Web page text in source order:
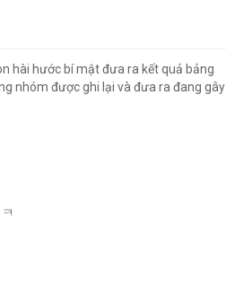
hài hước bí mật đưa ra kết quả bảng
nhóm được ghi lại và đưa ra đang gây